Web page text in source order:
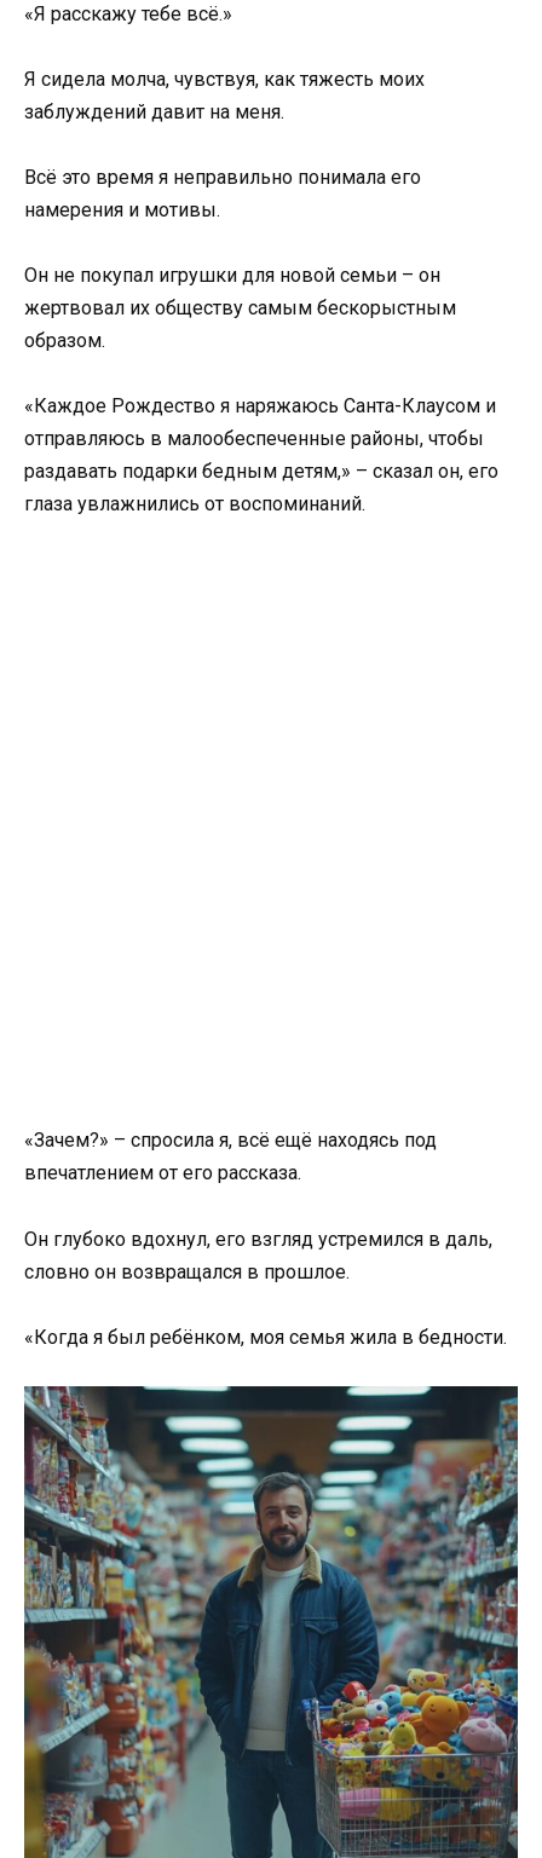
«Я расскажу тебе всё.»
Я сидела молча, чувствуя, как тяжесть моих
заблуждений давит на меня.
Всё это время я неправильно понимала его
намерения и мотивы.
Он не покупал игрушки для новой семьи – он
жертвовал их обществу самым бескорыстным
образом.
«Каждое Рождество я наряжаюсь Санта-Клаусом и
отправляюсь в малообеспеченные районы, чтобы
раздавать подарки бедным детям,» – сказал он, его
глаза увлажнились от воспоминаний.
«Зачем?» – спросила я, всё ещё находясь под
впечатлением от его рассказа.
Он глубоко вдохнул, его взгляд устремился в даль,
словно он возвращался в прошлое.
«Когда я был ребёнком, моя семья жила в бедности.